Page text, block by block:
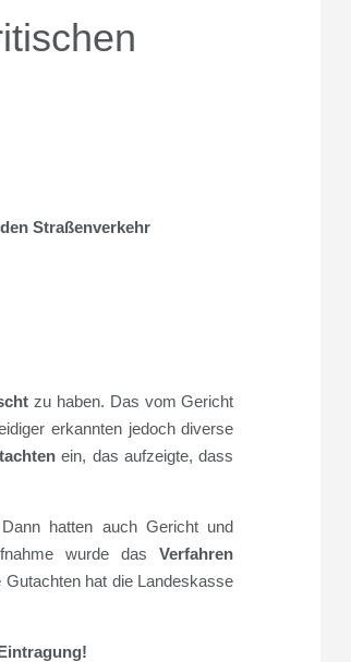
Straßenverkehr
zu haben. Das vom Gericht
erkannten jedoch diverse
ein, das aufzeigte, dass
hatten auch Gericht und
wurde dasVerfahren
hat die Landeskasse